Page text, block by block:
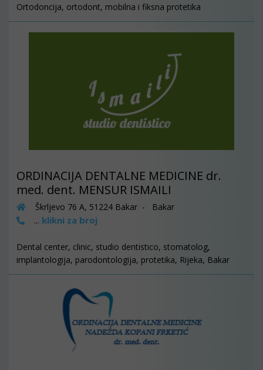
Ortodoncija, ortodont, mobilna i fiksna protetika
ORDINACIJA DENTALNE MEDICINE dr.
med. dent. MENSUR ISMAILI
Škrljevo 76 A, 51224 Bakar - Bakar
... klikni za broj
Dental center, clinic, studio dentistico, stomatolog,
implantologija, parodontologija, protetika, Rijeka, Bakar